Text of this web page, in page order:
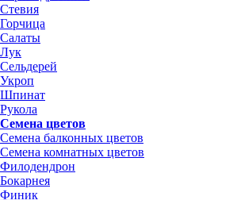
Стевия
Горчица
Салаты
Лук
Сельдерей
Укроп
Шпинат
Рукола
Семена цветов
Семена балконных цветов
Семена комнатных цветов
Филодендрон
Бокарнея
Финик